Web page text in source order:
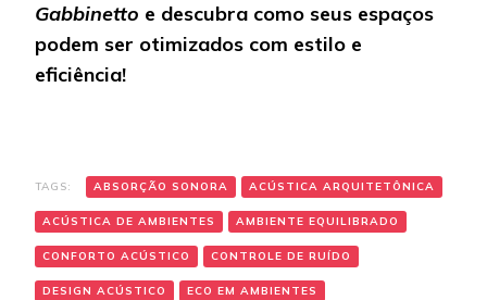
Gabbinetto e descubra como seus espaços
podem ser otimizados com estilo e
eficiência!
TAGS: ABSORÇÃO SONORA ACÚSTICA ARQUITETÔNICA
ACÚSTICA DE AMBIENTES AMBIENTE EQUILIBRADO
CONFORTO ACÚSTICO CONTROLE DE RUÍDO
DESIGN ACÚSTICO ECO EM AMBIENTES